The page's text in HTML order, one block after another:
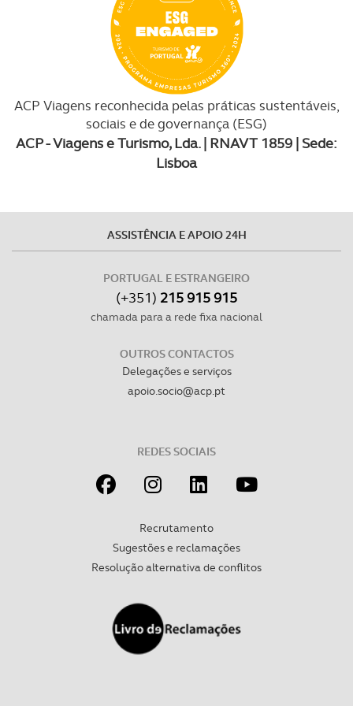
Realçamos que o bloqueio de certo tipo de Cookies e
tecnologias similares pode ter impacto na sua
experiência de navegação no Website e nos serviços
Consulte a política de cookies do site.
ACP Viagens reconhecida pelas práticas sustentáveis,
sociais e de governança (ESG)
ACP - Viagens e Turismo, Lda. | RNAVT 1859 | Sede:
Lisboa
ASSISTÊNCIA E APOIO 24H
PORTUGAL E ESTRANGEIRO
(+351) 215 915 915
chamada para a rede fixa nacional
OUTROS CONTACTOS
Delegações e serviços
apoio.socio@acp.pt
REDES SOCIAIS
Recrutamento
Sugestões e reclamações
Resolução alternativa de conflitos